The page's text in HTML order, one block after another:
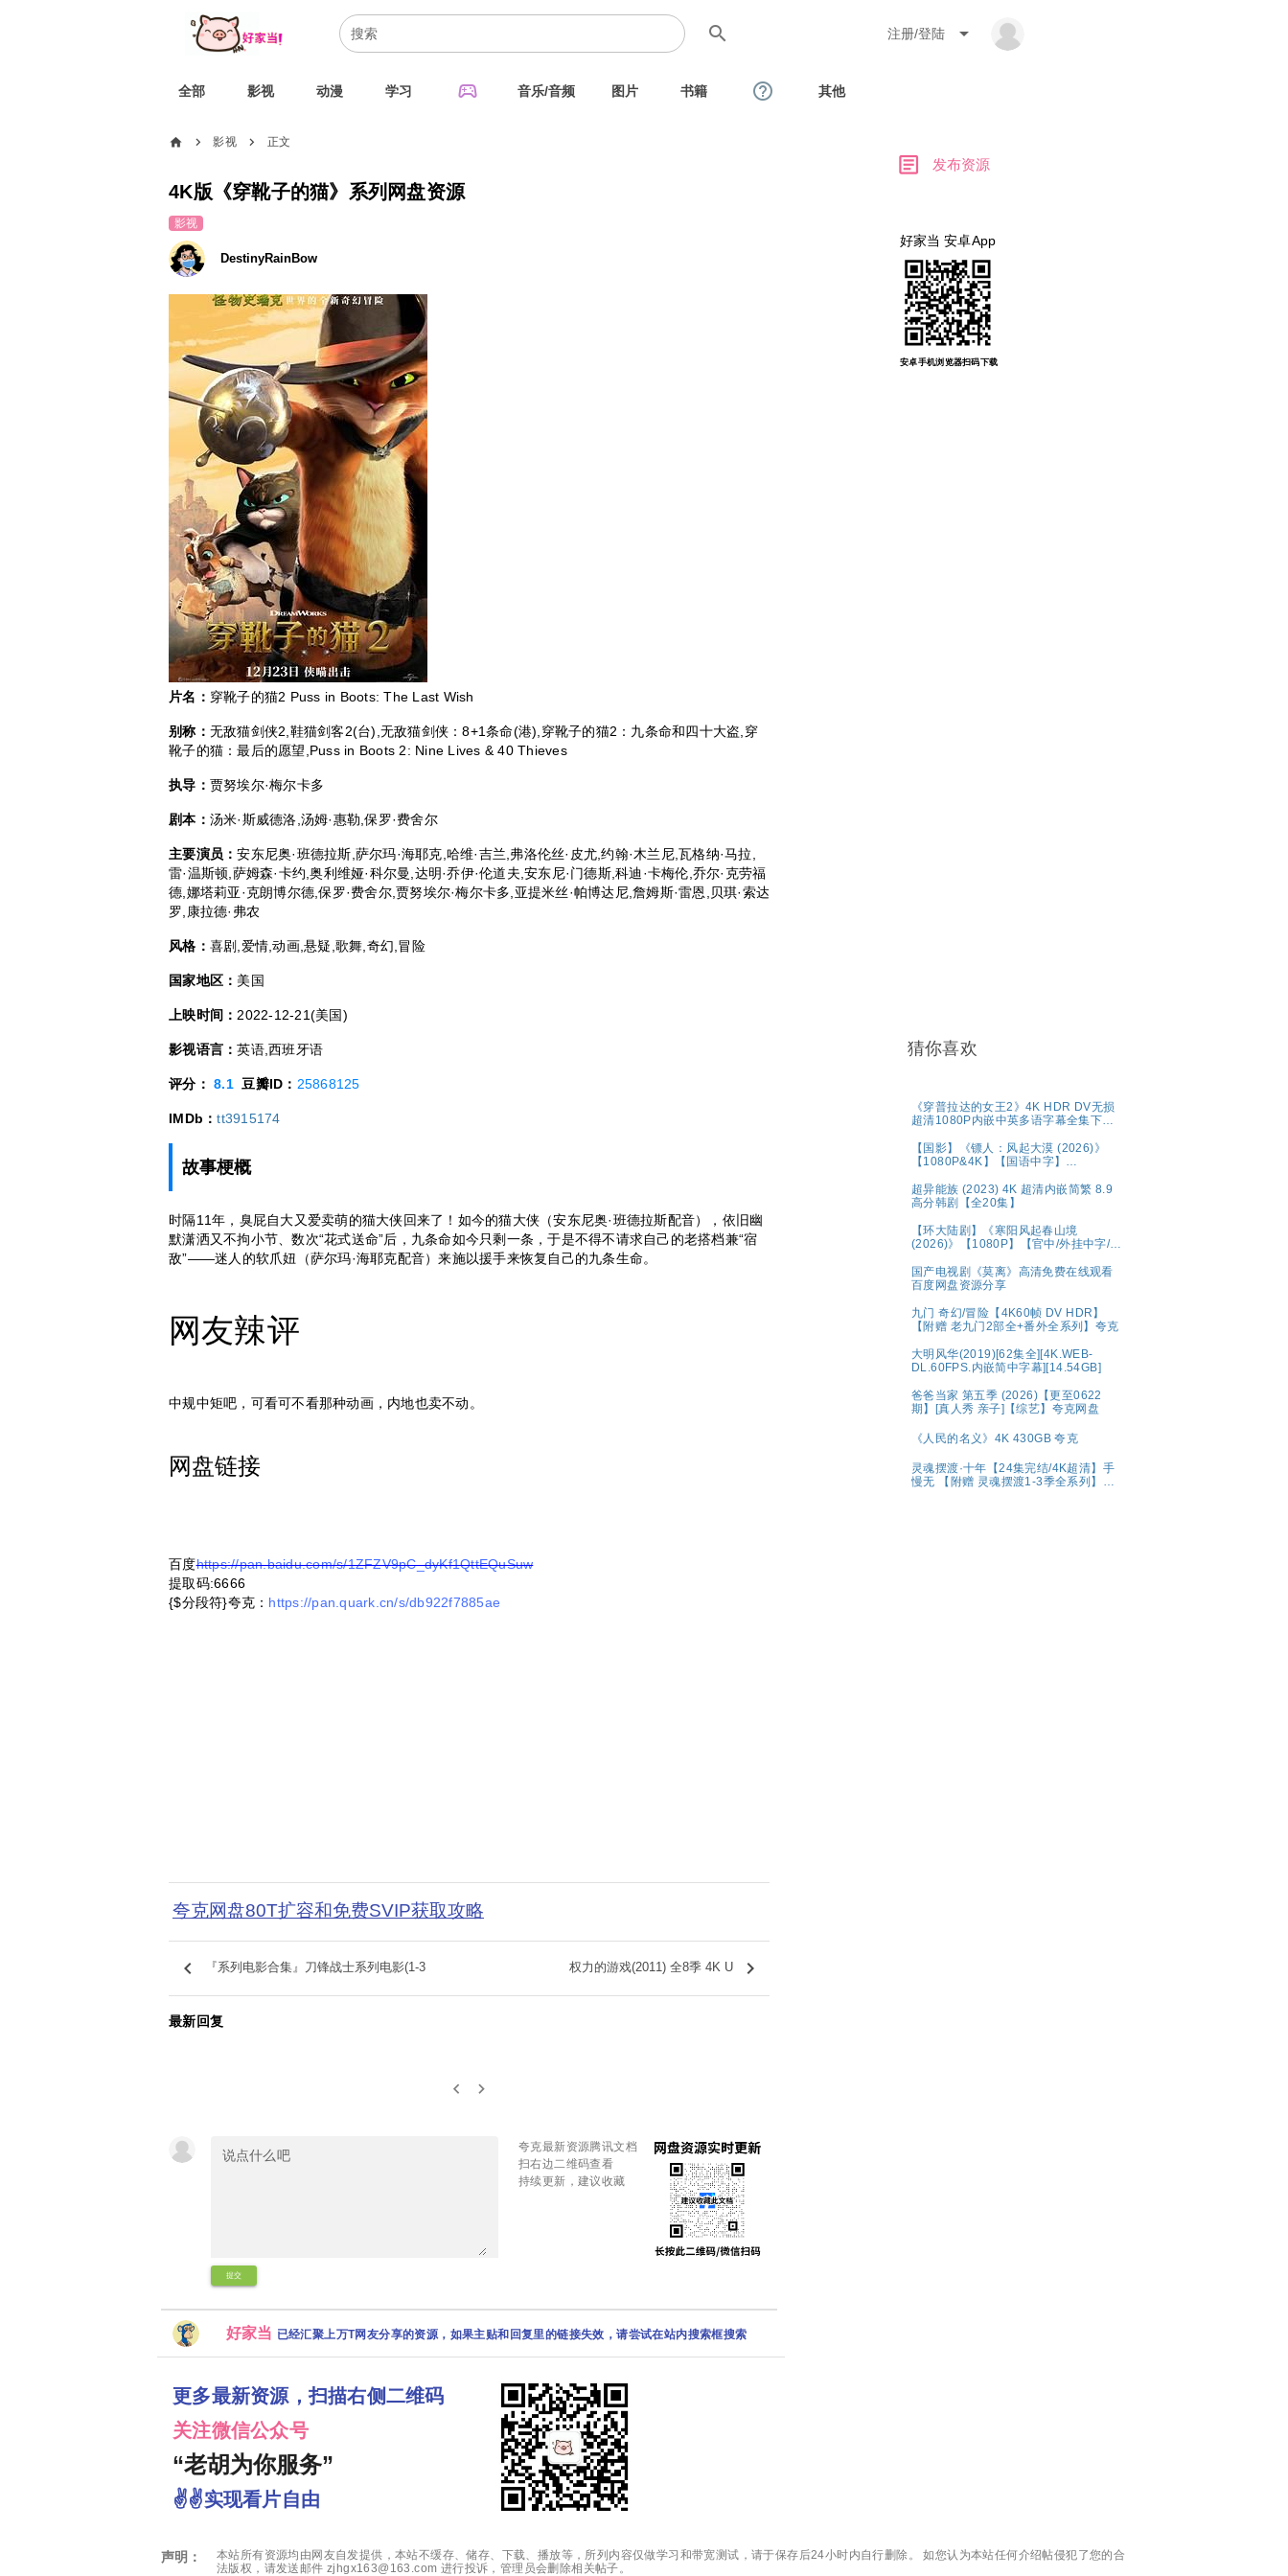
search 注册/登陆 arrow_drop_down
全部 影视 动漫 学习 sports_esports 音乐/音频 图片 书籍 help_outline 其他
home chevron_right 影视 chevron_right 正文
4K版《穿靴子的猫》系列网盘资源
影视
DestinyRainBow
片名： 穿靴子的猫2 Puss in Boots: The Last Wish
别称： 无敌猫剑侠2,鞋猫剑客2(台),无敌猫剑侠：8+1条命(港),穿靴子的猫2：九条命和四十大盗,穿
靴子的猫：最后的愿望,Puss in Boots 2: Nine Lives & 40 Thieves
执导： 贾努埃尔·梅尔卡多
剧本： 汤米·斯威德洛,汤姆·惠勒,保罗·费舍尔
主要演员：安东尼奥·班德拉斯,萨尔玛·海耶克,哈维·吉兰,弗洛伦丝·皮尤,约翰·木兰尼,瓦格纳·马拉,
雷·温斯顿,萨姆森·卡约,奥利维娅·科尔曼,达明·乔伊·伦道夫,安东尼·门德斯,科迪·卡梅伦,乔尔·克劳福
德,娜塔莉亚·克朗博尔德,保罗·费舍尔,贾努埃尔·梅尔卡多,亚提米丝·帕博达尼,詹姆斯·雷恩,贝琪·索达
罗,康拉德·弗农
风格： 喜剧,爱情,动画,悬疑,歌舞,奇幻,冒险
国家地区： 美国
上映时间： 2022-12-21(美国)
影视语言：英语,西班牙语
评分： 8.1 豆瓣ID： 25868125
IMDb：tt3915174
故事梗概
时隔11年，臭屁自大又爱卖萌的猫大侠回来了！如今的猫大侠（安东尼奥·班德拉斯配音），依旧幽
默潇洒又不拘小节、数次“花式送命”后，九条命如今只剩一条，于是不得不请求自己的老搭档兼“宿
敌”——迷人的软爪妞（萨尔玛·海耶克配音）来施以援手来恢复自己的九条生命。
网友辣评
中规中矩吧，可看可不看那种动画，内地也卖不动。
网盘链接
百度https://pan.baidu.com/s/1ZFZV9pC_dyKf1QttEQuSuw
提取码:6666
{$分段符}夸克： https://pan.quark.cn/s/db922f7885ae
夸克网盘80T扩容和免费SVIP获取攻略
keyboard_arrow_left 『系列电影合集』刀锋战士系列电影(1-3 权力的游戏(2011) 全8季 4K U keyboard_arrow_right
最新回复
keyboard_arrow_left keyboard_arrow_right
提交
夸克最新资源腾讯文档
扫右边二维码查看
持续更新，建议收藏
好家当 已经汇聚上万T网友分享的资源，如果主贴和回复里的链接失效，请尝试在站内搜索框搜索
更多最新资源，扫描右侧二维码
关注微信公众号
“老胡为你服务”
✌✌实现看片自由
article 发布资源
好家当 安卓App
安卓手机浏览器扫码下载
猜你喜欢
《穿普拉达的女王2》4K HDR DV无损
超清1080P内嵌中英多语字幕全集下载
【国影】《镖人：风起大漠 (2026)》
【1080P&4K】【国语中字】
超异能族 (2023) 4K 超清内嵌简繁 8.9
高分韩剧【全20集】
【环大陆剧】《寒阳风起春山境
(2026)》【1080P】【官中/外挂中字/三
国产电视剧《莫离》高清免费在线观看
百度网盘资源分享
九门 奇幻/冒险【4K60帧 DV HDR】
【附赠 老九门2部全+番外全系列】夸克
大明风华(2019)[62集全][4K.WEB-
DL.60FPS.内嵌简中字幕][14.54GB]
爸爸当家 第五季 (2026)【更至0622
期】[真人秀 亲子]【综艺】夸克网盘
《人民的名义》4K 430GB 夸克
灵魂摆渡·十年【24集完结/4K超清】手
慢无 【附赠 灵魂摆渡1-3季全系列】夸
声明：
本站所有资源均由网友自发提供，本站不缓存、储存、下载、播放等，所列内容仅做学习和带宽测试，请于保存后24小时内自行删除。 如您认为本站任何介绍帖侵犯了您的合
法版权，请发送邮件 zjhgx163@163.com 进行投诉，管理员会删除相关帖子。